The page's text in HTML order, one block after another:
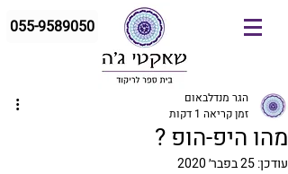
055-9589050
מהו היפ-הופ ?
הגר מנדלבאום
זמן קריאה 1 דקות
עודכן:25 בפבר׳ 2020